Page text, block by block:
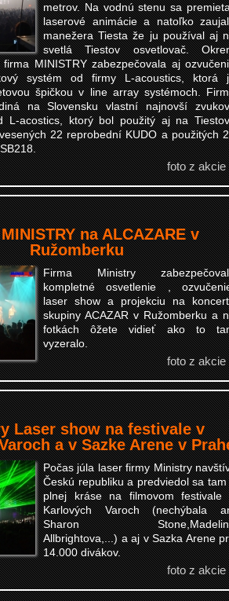
metrov. Na vodnú stenu sa
laserové animácie a natoľko
manežera Tiesta že ju používal aj
svetlá Tiestov osvetlovač.
MINISTRY zabezpečovala aj
systém od firmy L-acoustics, ktorá
špičkou v line array systémoch.
na Slovensku vlastní najnovší
L-acostics, ktorý bol použitý aj na
22 reprobední KUDO a použitých
foto z akcie
na ALCAZARE v
Ružomberku
Firma Ministry
kompletné osvetlenie ,
laser show a projekciu na
skupiny ACAZAR v Ružomberku a
fotkách ôžete vidieť ako to
vyzeralo.
foto z akcie
Laser show na festivale v
a v Sazke Arene v
Počas júla laser firmy Ministry
Českú republiku a predviedol sa tam
plnej kráse na filmovom festivale
Karlových Varoch (nechýbala
Sharon
Allbrightova,...) a aj v Sazka Arene
14.000 divákov.
foto z akcie